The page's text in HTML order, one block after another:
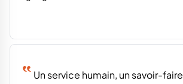
‟ Un service humain, un savoir-faire